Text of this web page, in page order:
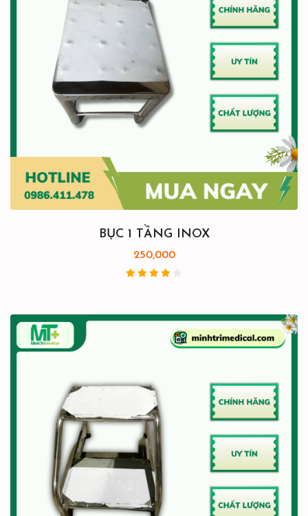
BỤC 1 TẦNG INOX
250,000